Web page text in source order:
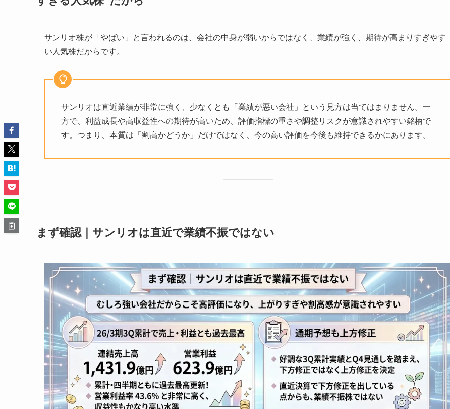
サンリオ株が「やばい」と言われるのは、会社の中身が弱いからではなく、業績が強く、期待が高まりすぎやす
い人気株だからです。
サンリオは直近業績が非常に強く、少なくとも「業績が悪い会社」という見方は当てはまりません。一
方で、利益成長や高収益性への期待が高いため、評価指標の重さや調整リスクが意識されやすい銘柄で
す。つまり、本質は「割高かどうか」だけではなく、今の高い評価を今後も維持できるかにあります。
まず確認｜サンリオは直近で業績不振ではない